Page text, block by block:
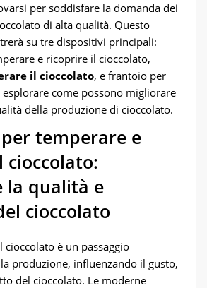
per soddisfare la domanda dei
di alta qualità. Questo
su tre dispositivi principali:
e ricoprire il cioccolato,
il cioccolato, e frantoio per
esplorare come possono migliorare
della produzione di cioccolato.
temperare e
la qualità e
cioccolato
cioccolato è un passaggio
produzione, influenzando il gusto,
del cioccolato. Le moderne